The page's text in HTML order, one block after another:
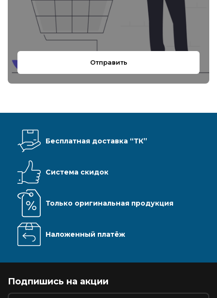
Отправить
Бесплатная доставка “ТК”
Система скидок
Только оригинальная продукция
Наложенный платёж
Подпишись на акции